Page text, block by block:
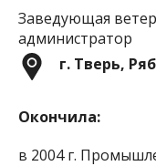
Заведующая
администратор
г. Тверь,
Окончила:
в 2004 г.